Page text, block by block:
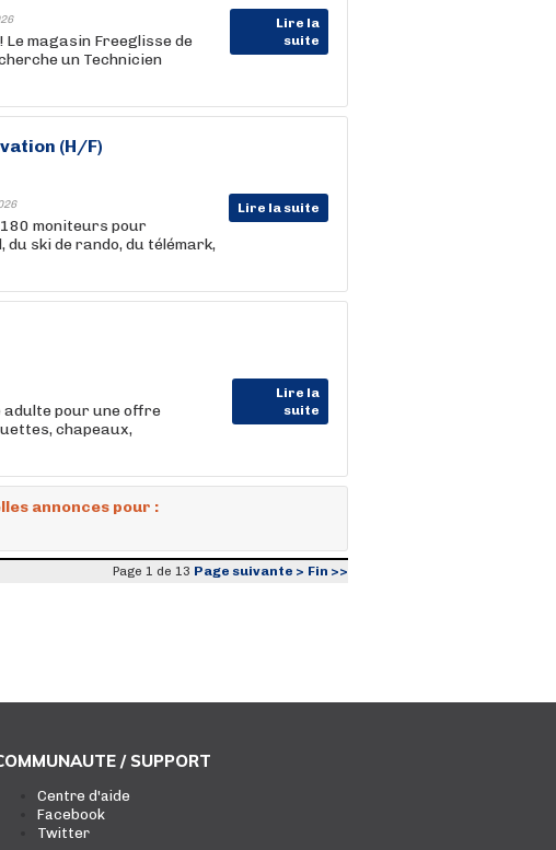
Lire la
suite
Le magasin Freeglisse de
un Technicien
(H/F)
Lire la suite
moniteurs pour
du ski de rando, du télémark,
Lire la
suite
adulte pour une offre
chapeaux,
annonces pour :
Page 1 de 13 Page suivante > Fin >>
/ SUPPORT
Centre d'aide
Facebook
Twitter